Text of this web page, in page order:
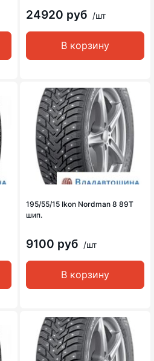
24920 руб /шт
В корзину
195/55/15 Ikon Nordman 8 89T
шип.
9100 руб /шт
В корзину